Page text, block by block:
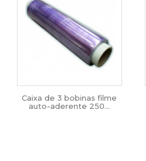
Caixa de 3 bobinas filme
auto-aderente 250...